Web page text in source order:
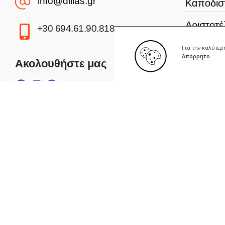
Για την
Απόρρητο
+30 694.61.90.818
Ακολουθήστε μας